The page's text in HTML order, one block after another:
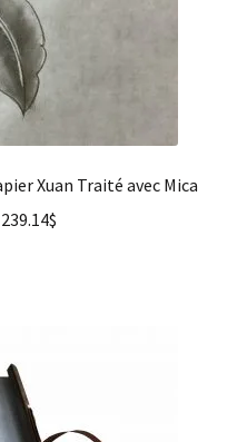
Xuan Traité avec Mica
239.14$